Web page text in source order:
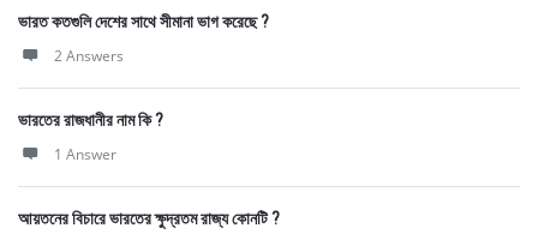
ভারত কতগুলি দেশের সাথে সীমানা ভাগ করেছে ?
2 Answers
ভারতের রাজধানীর নাম কি ?
1 Answer
আয়তনের বিচারে ভারতের ক্ষুদ্রতম রাজ্য কোনটি ?